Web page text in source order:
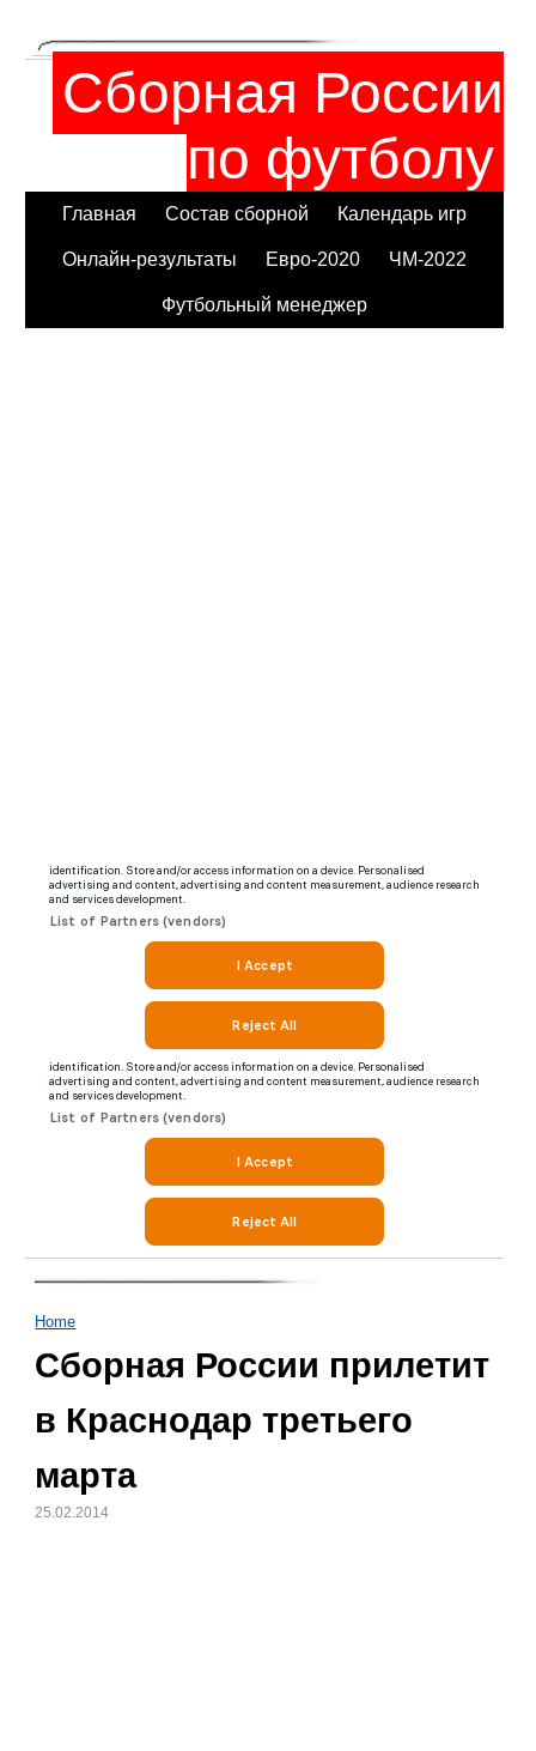
Сборная России
по футболу
Главная Состав сборной Календарь игр
Онлайн-результаты Евро-2020 ЧМ-2022
Футбольный менеджер
Home
Сборная России прилетит
в Краснодар третьего
марта
25.02.2014